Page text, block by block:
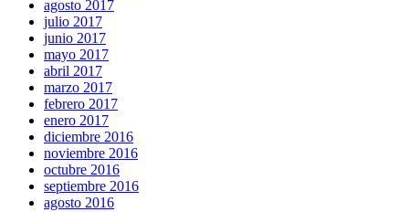
agosto 2017
julio 2017
junio 2017
mayo 2017
abril 2017
marzo 2017
febrero 2017
enero 2017
diciembre 2016
noviembre 2016
octubre 2016
septiembre 2016
agosto 2016